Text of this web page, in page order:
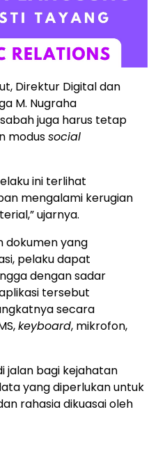
Direktur Digital dan
M. Nugraha
juga harus tetap
modussocial
ini terlihat
mengalami kerugian
ujarnya.
dokumen yang
pelaku dapat
dengan sadar
tersebut
secara
keyboard, mikrofon,
jalan bagi kejahatan
yang diperlukan untuk
rahasia dikuasai oleh